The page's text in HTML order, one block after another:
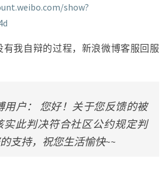
show?
有我自辩的过程，新浪微博客服回服
用户： 您好！关于您反馈的被
实此判决符合社区公约规定判
支持，祝您生活愉快~~